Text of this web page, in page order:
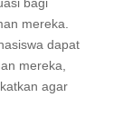
mereka.
dapat
mereka,
agar